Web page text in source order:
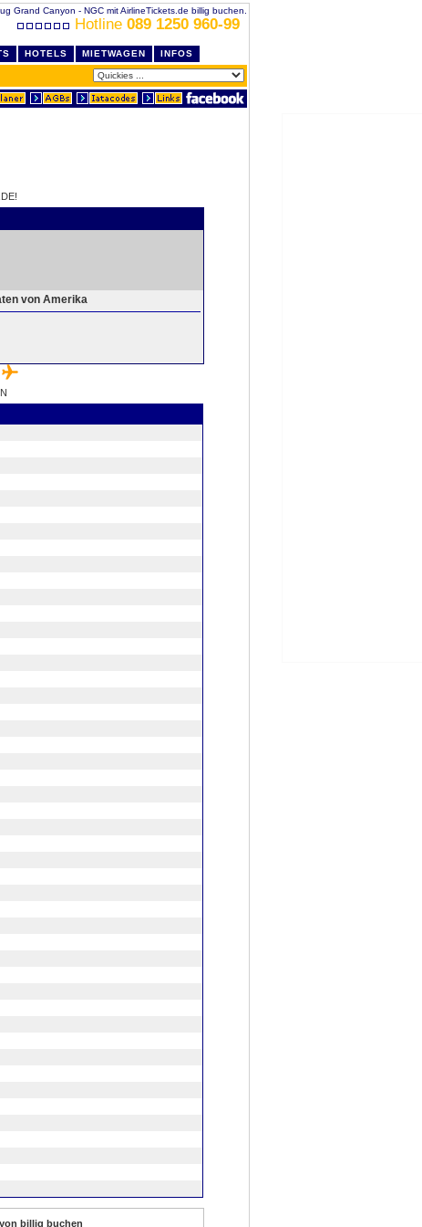
Grand Canyon - NGC mit AirlineTickets.de billig buchen.
Hotline 089 1250 960-99
HOTELS MIETWAGEN INFOS
von Amerika
billig buchen